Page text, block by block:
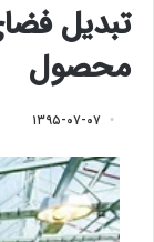
تبدیل
محصول
۱۳۹۵-۰۷-۰۷